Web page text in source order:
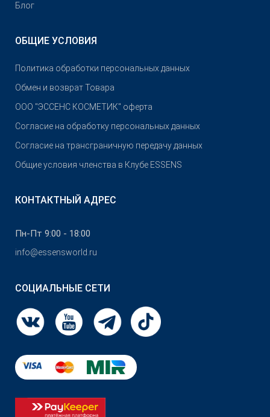
Блог
ОБЩИЕ УСЛОВИЯ
Политика обработки персональных данных
Обмен и возврат Товара
OOO "ЭССЕНС КОСМЕТИК" оферта
Согласие на обработку персональных данных
Согласие на трансграничную передачу данных
Общие условия членства в Клубе ESSENS
КОНТАКТНЫЙ АДРЕС
Пн-Пт 9:00 - 18:00
info@essensworld.ru
СОЦИАЛЬНЫЕ СЕТИ